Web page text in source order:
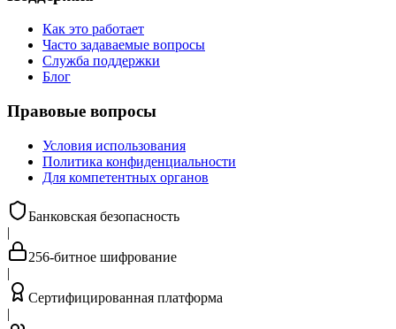
Как это работает
Часто задаваемые вопросы
Служба поддержки
Блог
Правовые вопросы
Условия использования
Политика конфиденциальности
Для компетентных органов
Банковская безопасность
|
256-битное шифрование
|
Сертифицированная платформа
|